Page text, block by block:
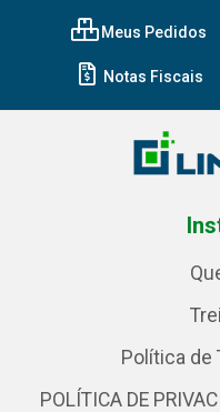
Meus Pedidos
Notas Fiscais
Política de
POLÍTICA DE